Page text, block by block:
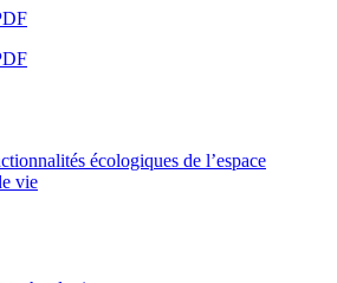
écologiques de l’espace
vie